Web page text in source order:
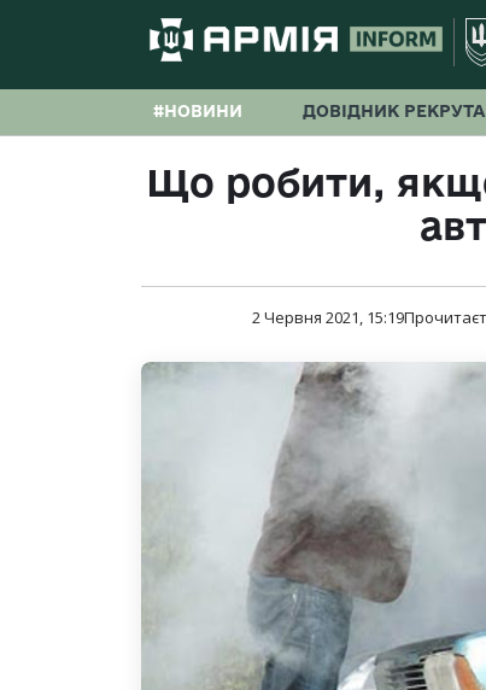
#НОВИНИ ДОВІДНИК РЕКРУТА
Що робити,
2 Червня 2021, 15:19